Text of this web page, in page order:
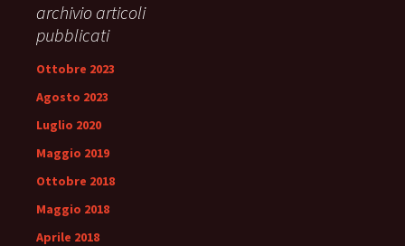
archivio articoli
pubblicati
Ottobre 2023
Agosto 2023
Luglio 2020
Maggio 2019
Ottobre 2018
Maggio 2018
Aprile 2018